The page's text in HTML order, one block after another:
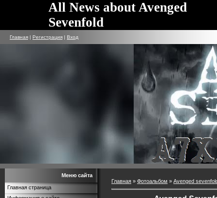
All News about Avenged
Sevenfold
Главная | Регистрация | Вход
Меню сайта
Главная страница
Главная » Фотоальбом » Avenged